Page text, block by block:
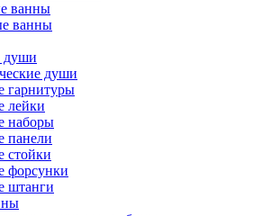
ванны
ванны
души
души
гарнитуры
лейки
наборы
панели
стойки
форсунки
штанги